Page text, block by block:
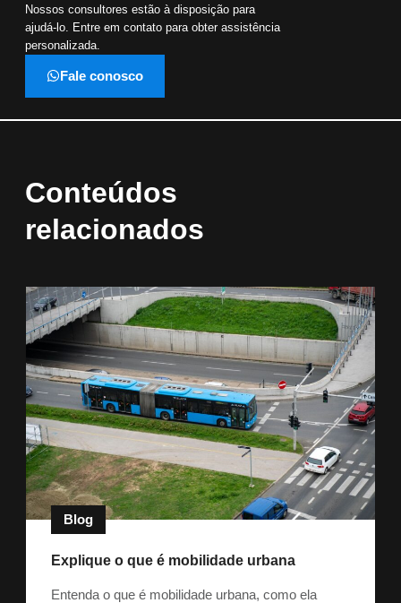
Nossos consultores estão à disposição para
ajudá-lo. Entre em contato para obter assistência
personalizada.
Fale conosco
Conteúdos
relacionados
Blog
Explique o que é mobilidade urbana
Entenda o que é mobilidade urbana, como ela